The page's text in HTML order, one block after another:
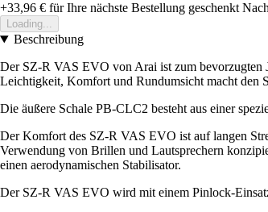
+33,96 € für Ihre nächste Bestellung geschenkt
Loading...
Beschreibung
Der SZ-R VAS EVO von Arai ist zum bevorzugten
Leichtigkeit, Komfort und Rundumsicht macht den
Die äußere Schale PB-CLC2 besteht aus einer
Der Komfort des SZ-R VAS EVO ist auf langen
Verwendung von Brillen und Lautsprechern
einen aerodynamischen Stabilisator.
Der SZ-R VAS EVO wird mit einem Pinlock-